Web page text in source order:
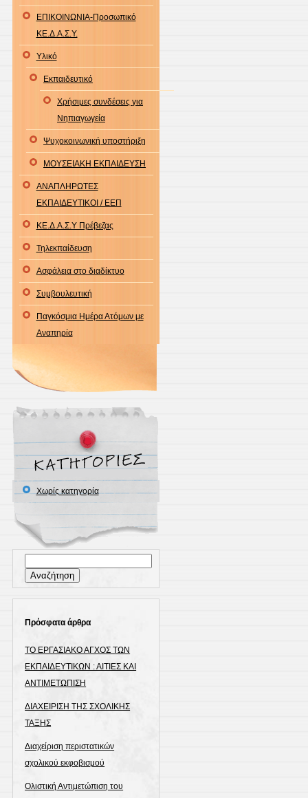
ΕΠΙΚΟΙΝΩΝΙΑ-Προσωπικό
ΚΕ.Δ.Α.Σ.Υ.
Υλικό
Εκπαιδευτικό
Χρήσιμες συνδέσεις για
Νηπιαγωγεία
Ψυχοκοινωνική υποστήριξη
ΜΟΥΣΕΙΑΚΗ ΕΚΠΑΙΔΕΥΣΗ
ΑΝΑΠΛΗΡΩΤΕΣ
ΕΚΠΑΙΔΕΥΤΙΚΟΙ / ΕΕΠ
ΚΕ.Δ.Α.Σ.Υ Πρέβεζας
Τηλεκπαίδευση
Ασφάλεια στο διαδίκτυο
Συμβουλευτική
Παγκόσμια Ημέρα Ατόμων με
Αναπηρία
Χωρίς κατηγορία
για:
Πρόσφατα άρθρα
ΤΟ ΕΡΓΑΣΙΑΚΟ ΑΓΧΟΣ ΤΩΝ
ΕΚΠΑΙΔΕΥΤΙΚΩΝ : ΑΙΤΙΕΣ ΚΑΙ
ΑΝΤΙΜΕΤΩΠΙΣΗ
ΔΙΑΧΕΙΡΙΣΗ ΤΗΣ ΣΧΟΛΙΚΗΣ
ΤΑΞΗΣ
Διαχείριση περιστατικών
σχολικού εκφοβισμού
Ολιστική Αντιμετώπιση του